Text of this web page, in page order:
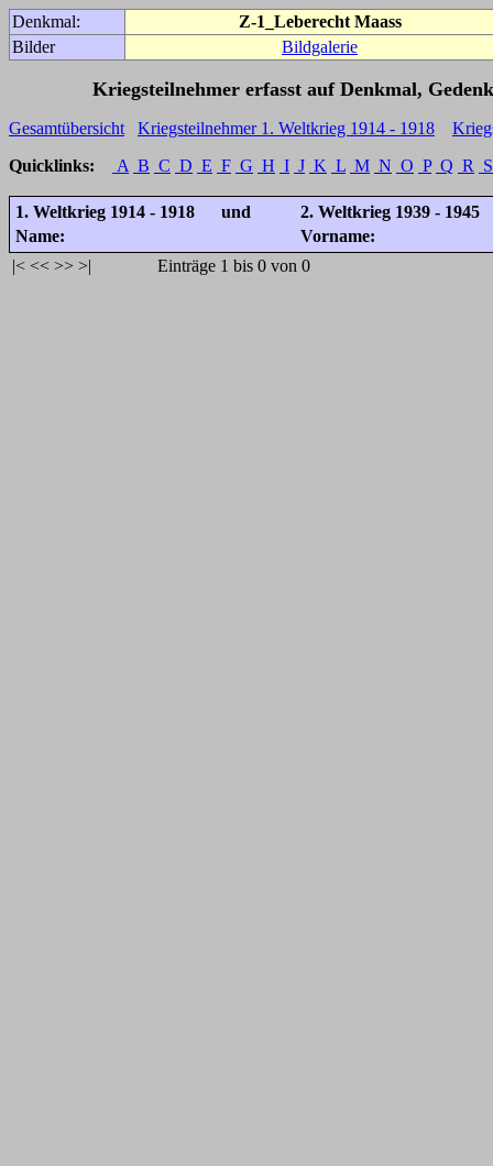
Denkmal:
Z-1_Leberecht Maass
Bilder
Bildgalerie
Kriegsteilnehmer erfasst auf Denkmal,
Gesamtübersicht Kriegsteilnehmer 1. Weltkrieg 1914 - 1918
Quicklinks:
A B C D E F G H I J K L M N O P Q R S
1. Weltkrieg 1914 - 1918 und
2. Weltkrieg 1939 - 1945
Name:
Vorname:
|< << >> >| Einträge 1 bis 0 von 0